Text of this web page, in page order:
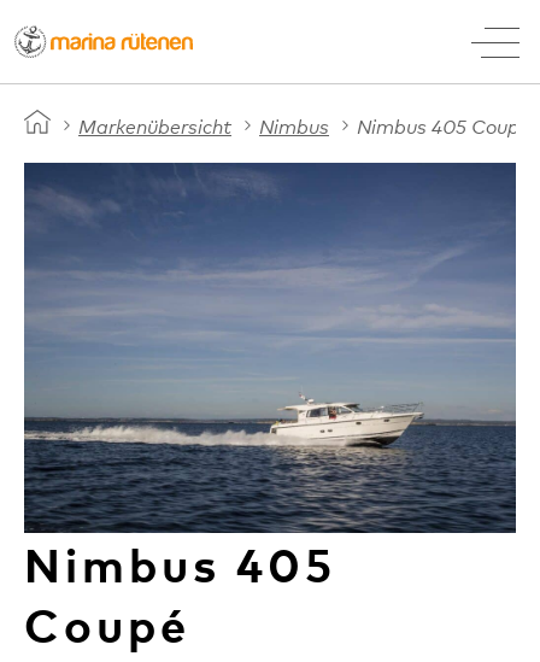
Startseite
Logo-marina-ruetenen
Herzog.ch
Markenübersicht Nimbus Nimbus 405 Coupé
Nimbus 405
Coupé